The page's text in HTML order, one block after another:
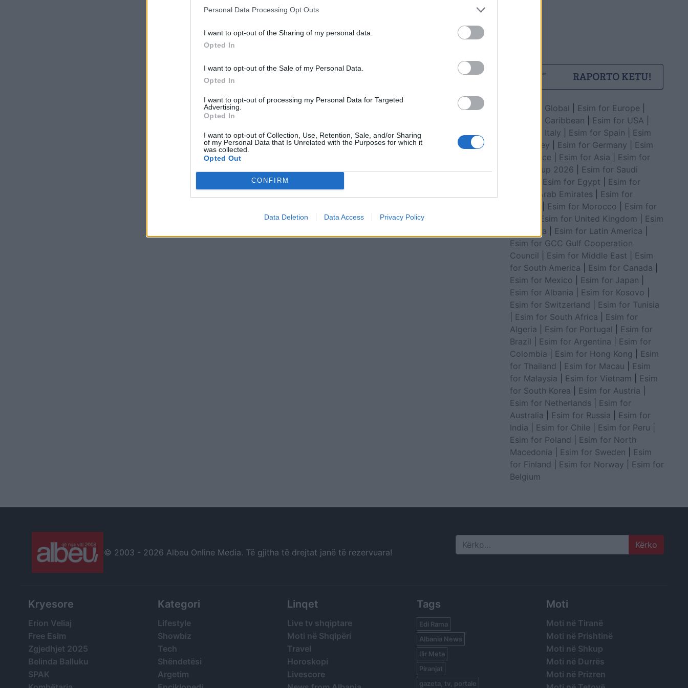
Personal Data Processing Opt Outs
I want to opt-out of the Sharing of my personal data.
Opted In
I want to opt-out of the Sale of my Personal Data.
Opted In
I want to opt-out of processing my Personal Data for Targeted
Advertising.
Opted In
I want to opt-out of Collection, Use, Retention, Sale, and/or Sharing
of my Personal Data that Is Unrelated with the Purposes for which it
was collected.
Opted Out
CONFIRM
Data Deletion Data Access Privacy Policy
Esim for Global Esim for Europe
Esim for Caribbean
Esim for USA
Esim for Italy
Esim for Spain
Esim
for Turkey
Esim for Germany
Esim
for Greece
Esim for Asia
Esim for
World Cup 2026
Esim for Saudi
Esim for Egypt
Esim for
United Arab Emirates
Esim for
Esim for Morocco
Esim for
Esim for United Kingdom
Esim
for Africa
Esim for Latin America
Esim for GCC Gulf Cooperation
Council
Esim for Middle East
Esim
for South America
Esim for Canada
Esim for Mexico
Esim for Japan
Esim for Albania
Esim for Kosovo
Esim for Switzerland
Esim for Tunisia
Esim for South Africa
Esim for
Algeria
Esim for Portugal
Esim for
Brazil
Esim for Argentina
Esim for
Colombia
Esim for Hong Kong
Esim
for Thailand
Esim for Macau
Esim
for Malaysia
Esim for Vietnam
Esim
for South Korea
Esim for Austria
Esim for Netherlands
Esim for
Australia
Esim for Russia
Esim for
India
Esim for Chile Esim for Peru
Esim for Poland
Esim for North
Macedonia
Esim for Sweden
Esim
for Finland
Esim for Norway
Esim for
Belgium
© 2003 - 2026 Albeu Online Media. Të gjitha të drejtat janë të rezervuara! Search
Kryesore
Erion Veliaj
Free Esim
Zgjedhjet 2025
Belinda Balluku
SPAK
Kategori
Lifestyle
Showbiz
Tech
Shëndetësi
Argetim
Linqet
Live tv shqiptare
Moti në Shqipëri
Travel
Horoskopi
Livescore
Tags
Edi Rama
Albania News
Ilir Meta
Piranjat
gazeta, tv, portale
Moti
Moti në Tiranë
Moti në Prishtinë
Moti në Shkup
Moti në Durrës
Moti në Prizren